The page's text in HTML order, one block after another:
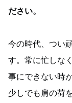
ださい。
今の時代、つい
す。常に忙しな
事にできない時
少しでも肩の荷